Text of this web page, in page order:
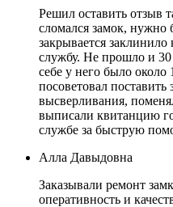
Решил оставить отзыв
сломался замок, нужно
закрывается
службу. Не прошло и
себе у него было около
посоветовал поставить
высверливания,
выписали квитанцию
службе за быструю
Алла Давыдовна
Заказывали ремонт
оперативность и